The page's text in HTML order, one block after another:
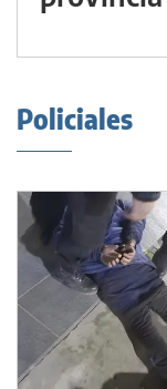
Policiales